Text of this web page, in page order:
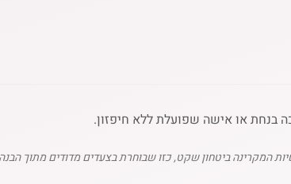
בנחת או אישה שפועלת ללא חיפזון.
המקרינה ביטחון שקט, כזו שבוחרת בצעדים מדודים מתוך